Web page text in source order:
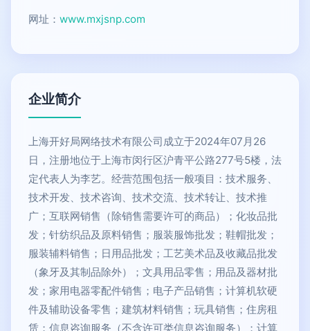
网址： www.mxjsnp.com
企业简介
上海开好局网络技术有限公司成立于2024年07月26
日，注册地位于上海市闵行区沪青平公路277号5楼，法
定代表人为李艺。经营范围包括一般项目：技术服务、
技术开发、技术咨询、技术交流、技术转让、技术推
广；互联网销售（除销售需要许可的商品）；化妆品批
发；针纺织品及原料销售；服装服饰批发；鞋帽批发；
服装辅料销售；日用品批发；工艺美术品及收藏品批发
（象牙及其制品除外）；文具用品零售；用品及器材批
发；家用电器零配件销售；电子产品销售；计算机软硬
件及辅助设备零售；建筑材料销售；玩具销售；住房租
赁；信息咨询服务（不含许可类信息咨询服务）；计算